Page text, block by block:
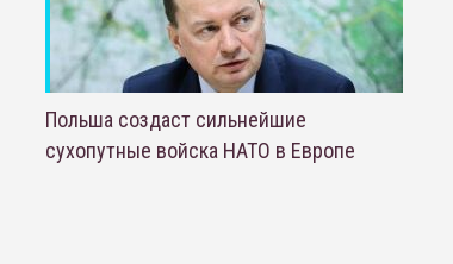
Польша создаст сильнейшие
сухопутные войска НАТО в Европе